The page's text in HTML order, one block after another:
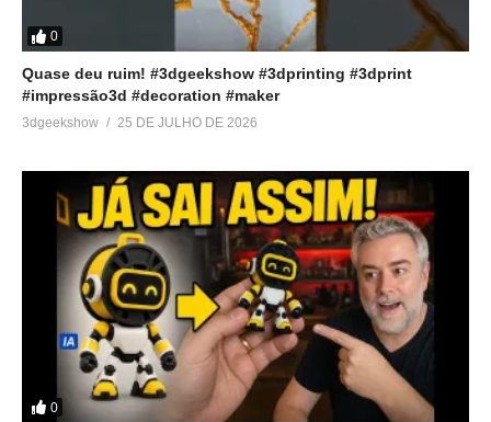
0
Quase deu ruim! #3dgeekshow #3dprinting #3dprint
#impressão3d #decoration #maker
3dgeekshow 25 DE JULHO DE 2026
0